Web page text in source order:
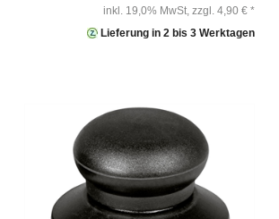
inkl. 19,0% MwSt, zzgl. 4,90 € *
Lieferung in 2 bis 3 Werktagen